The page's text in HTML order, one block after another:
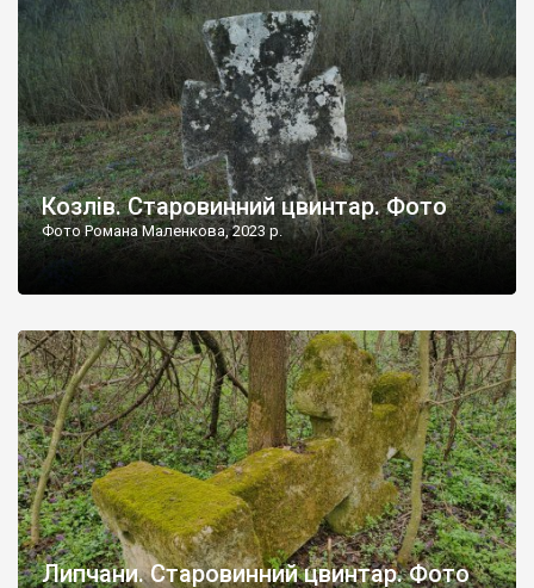
Козлів. Старовинний цвинтар. Фото
Фото Романа Маленкова, 2023 р.
Липчани. Старовинний цвинтар. Фото